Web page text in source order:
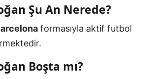
Şu An Nerede?
formasıyla aktif futbol
Boşta mı?